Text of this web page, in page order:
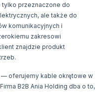
tylko przeznaczone do
ale także do
komunikacyjnych i
zakresowi
znajdzie produkt
— oferujemy kable okrętowe w
B2B Ania Holding dba o to,